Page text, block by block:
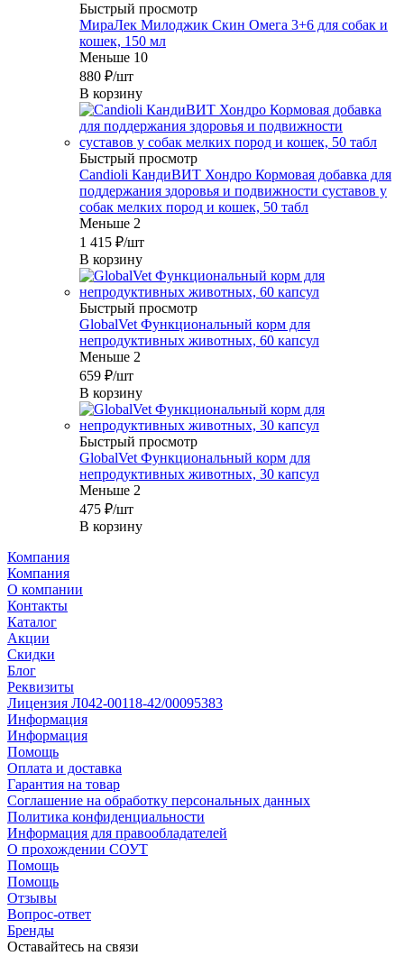
Быстрый просмотр
МираЛек Милоджик Скин Омега 3+6 для собак и
кошек, 150 мл
Меньше 10
880 ₽/шт
В корзину
Быстрый просмотр
Candioli КандиВИТ Хондро Кормовая добавка для
поддержания здоровья и подвижности суставов у
собак мелких пород и кошек, 50 табл
Меньше 2
1 415 ₽/шт
В корзину
Быстрый просмотр
GlobalVet Функциональный корм для
непродуктивных животных, 60 капсул
Меньше 2
659 ₽/шт
В корзину
Быстрый просмотр
GlobalVet Функциональный корм для
непродуктивных животных, 30 капсул
Меньше 2
475 ₽/шт
В корзину
Компания
Компания
О компании
Контакты
Каталог
Акции
Скидки
Блог
Реквизиты
Лицензия Л042-00118-42/00095383
Информация
Информация
Помощь
Оплата и доставка
Гарантия на товар
Соглашение на обработку персональных данных
Политика конфиденциальности
Информация для правообладателей
О прохождении СОУТ
Помощь
Помощь
Отзывы
Вопрос-ответ
Бренды
Оставайтесь на связи